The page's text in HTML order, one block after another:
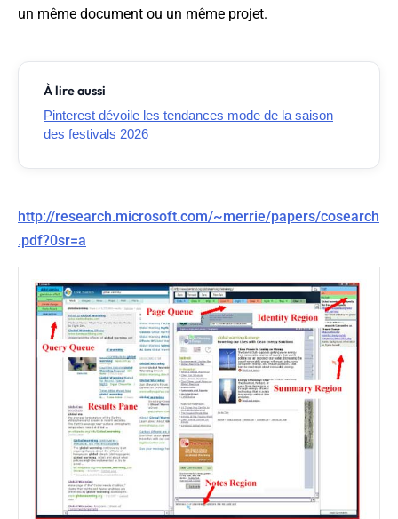
un même document ou un même projet.
À lire aussi
Pinterest dévoile les tendances mode de la saison
des festivals 2026
http://research.microsoft.com/~merrie/papers/cosearch
.pdf?0sr=a